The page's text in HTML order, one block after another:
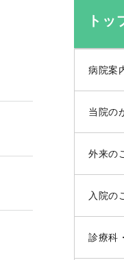
トッ
病院案
当院の
外来の
入院の
診療科